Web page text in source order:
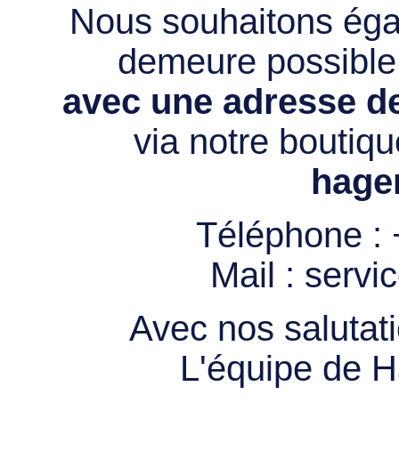
Nous souhaitons
demeure
avec une adresse
via notre
Téléphone :
Mail :
Avec nos
L'équipe de